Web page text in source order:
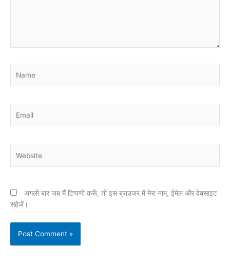
अगली बार जब मैं टिप्पणी करूँ, तो इस ब्राउज़र में मेरा नाम, ईमेल और वेबसाइट
सहेजें।